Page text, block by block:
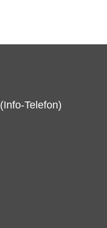
(Info-Telefon)